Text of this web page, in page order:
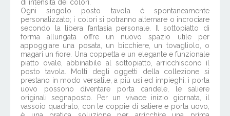
di intensità dei colori.
Ogni singolo posto tavola è spontaneamente
personalizzato; i colori si potranno alternare o incrociare
secondo la libera fantasia personale. Il sottopiatto di
forma allungata offre un nuovo spazio utile per
appoggiare una posata, un bicchiere, un tovagliolo, o
magari un fiore. Una coppetta e un elegante e funzionale
piatto ovale, abbinabile al sottopiatto, arricchiscono il
posto tavola. Molti degli oggetti della collezione si
prestano in modo versatile, a più usi ed impieghi: i porta
uovo possono diventare porta candele, le saliere
originali segnaposto. Per un vivace inizio giornata, il
vassoio quadrato, con le coppie di saliere e porta uovo,